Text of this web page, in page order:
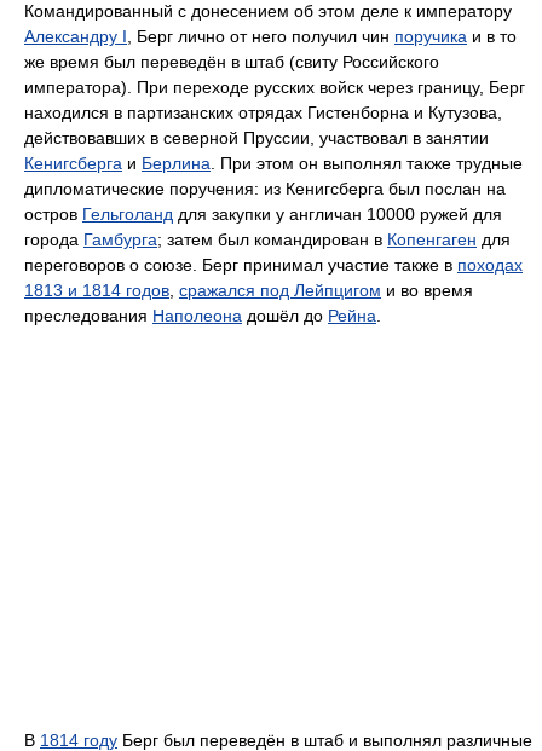
Командированный с донесением об этом деле к императору
Александру I , Берг лично от него получил чин поручика и в то
же время был переведён в штаб (свиту Российского
императора). При переходе русских войск через границу, Берг
находился в партизанских отрядах Гистенборна и Кутузова,
действовавших в северной Пруссии, участвовал в занятии
Кенигсберга и Берлина . При этом он выполнял также трудные
дипломатические поручения: из Кенигсберга был послан на
остров Гельголанд для закупки у англичан 10000 ружей для
города Гамбурга; затем был командирован в Копенгаген для
переговоров о союзе. Берг принимал участие также в походах
1813 и 1814 годов сражался под Лейпцигом и во время
преследования Наполеона дошёл до Рейна
В 1814 году Берг был переведён в штаб и выполнял различные